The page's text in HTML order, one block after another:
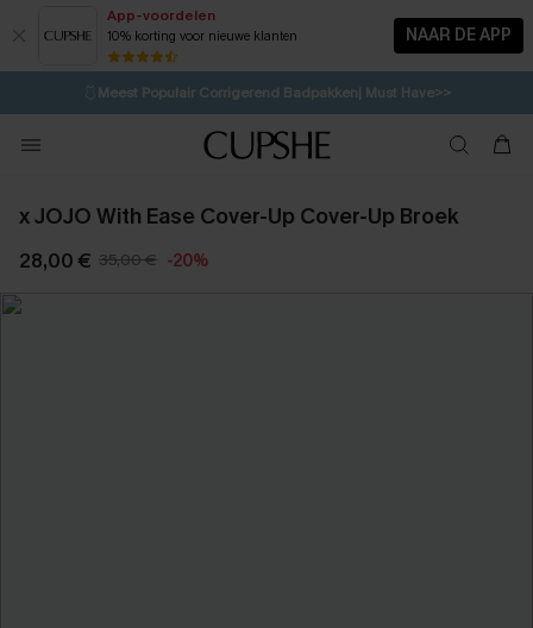
App-voordelen
10% korting voor nieuwe klanten NAAR DE APP
⚡️LAATSTE KANS | Tot 50% korting>>
🩱Meest Populair Corrigerend Badpakken| Must Have>>
💌Abonneer je & ontvang tot 15% korting>>
Koop 2, krijg 10% korting | CODE: AG18
x JOJO With Ease Cover-Up Cover-Up Broek
28,00 € 35,00 € -20%